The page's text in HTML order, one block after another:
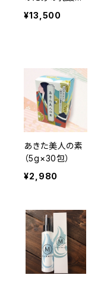
NS-Pet（180
粒）【3個セット】
¥13,500
あきた美人の素
（5g×30包）
¥2,980